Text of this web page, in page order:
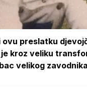
ovu preslatku
kroz veliku
velikog zavodnika